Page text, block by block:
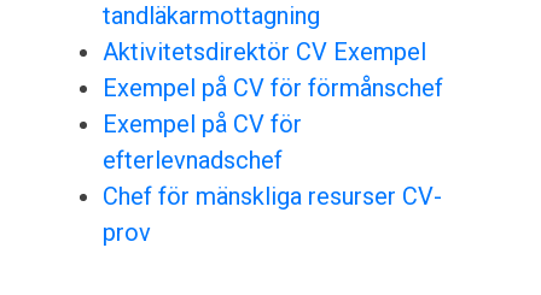
tandläkarmottagning
Aktivitetsdirektör CV Exempel
Exempel på CV för förmånschef
Exempel på CV för
efterlevnadschef
Chef för mänskliga resurser CV-
prov